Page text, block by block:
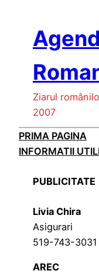
content
Ziarul
2007
PRIMA PAGINA
INFORMATII
PUBLICITATE
Livia Chira
Asigurari
519-743-3031
AREC